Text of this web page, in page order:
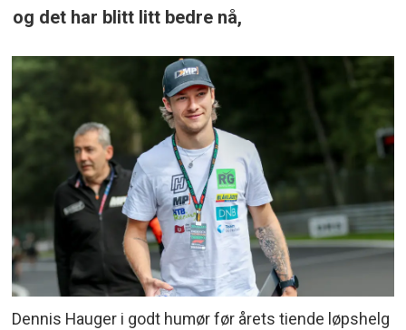
og det har blitt litt bedre nå,
Dennis Hauger i godt humør før årets tiende løpshelg